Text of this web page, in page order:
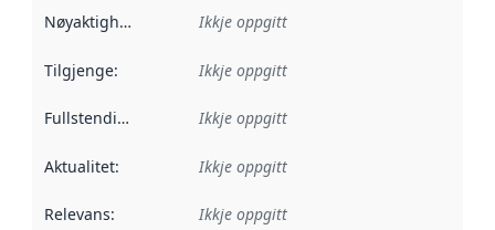
Nøyaktigheit Ikkje oppgitt
Tilgjenge: Ikkje oppgitt
Fullstendigheit Ikkje oppgitt
Aktualitet: Ikkje oppgitt
Relevans: Ikkje oppgitt